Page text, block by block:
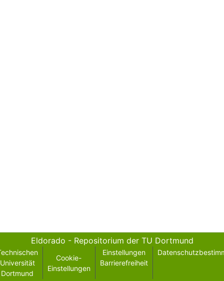
Eldorado - Repositorium der TU Dortmund
Universität
Dortmund
Cookie-
Einstellungen
Einstellungen
Barrierefreiheit